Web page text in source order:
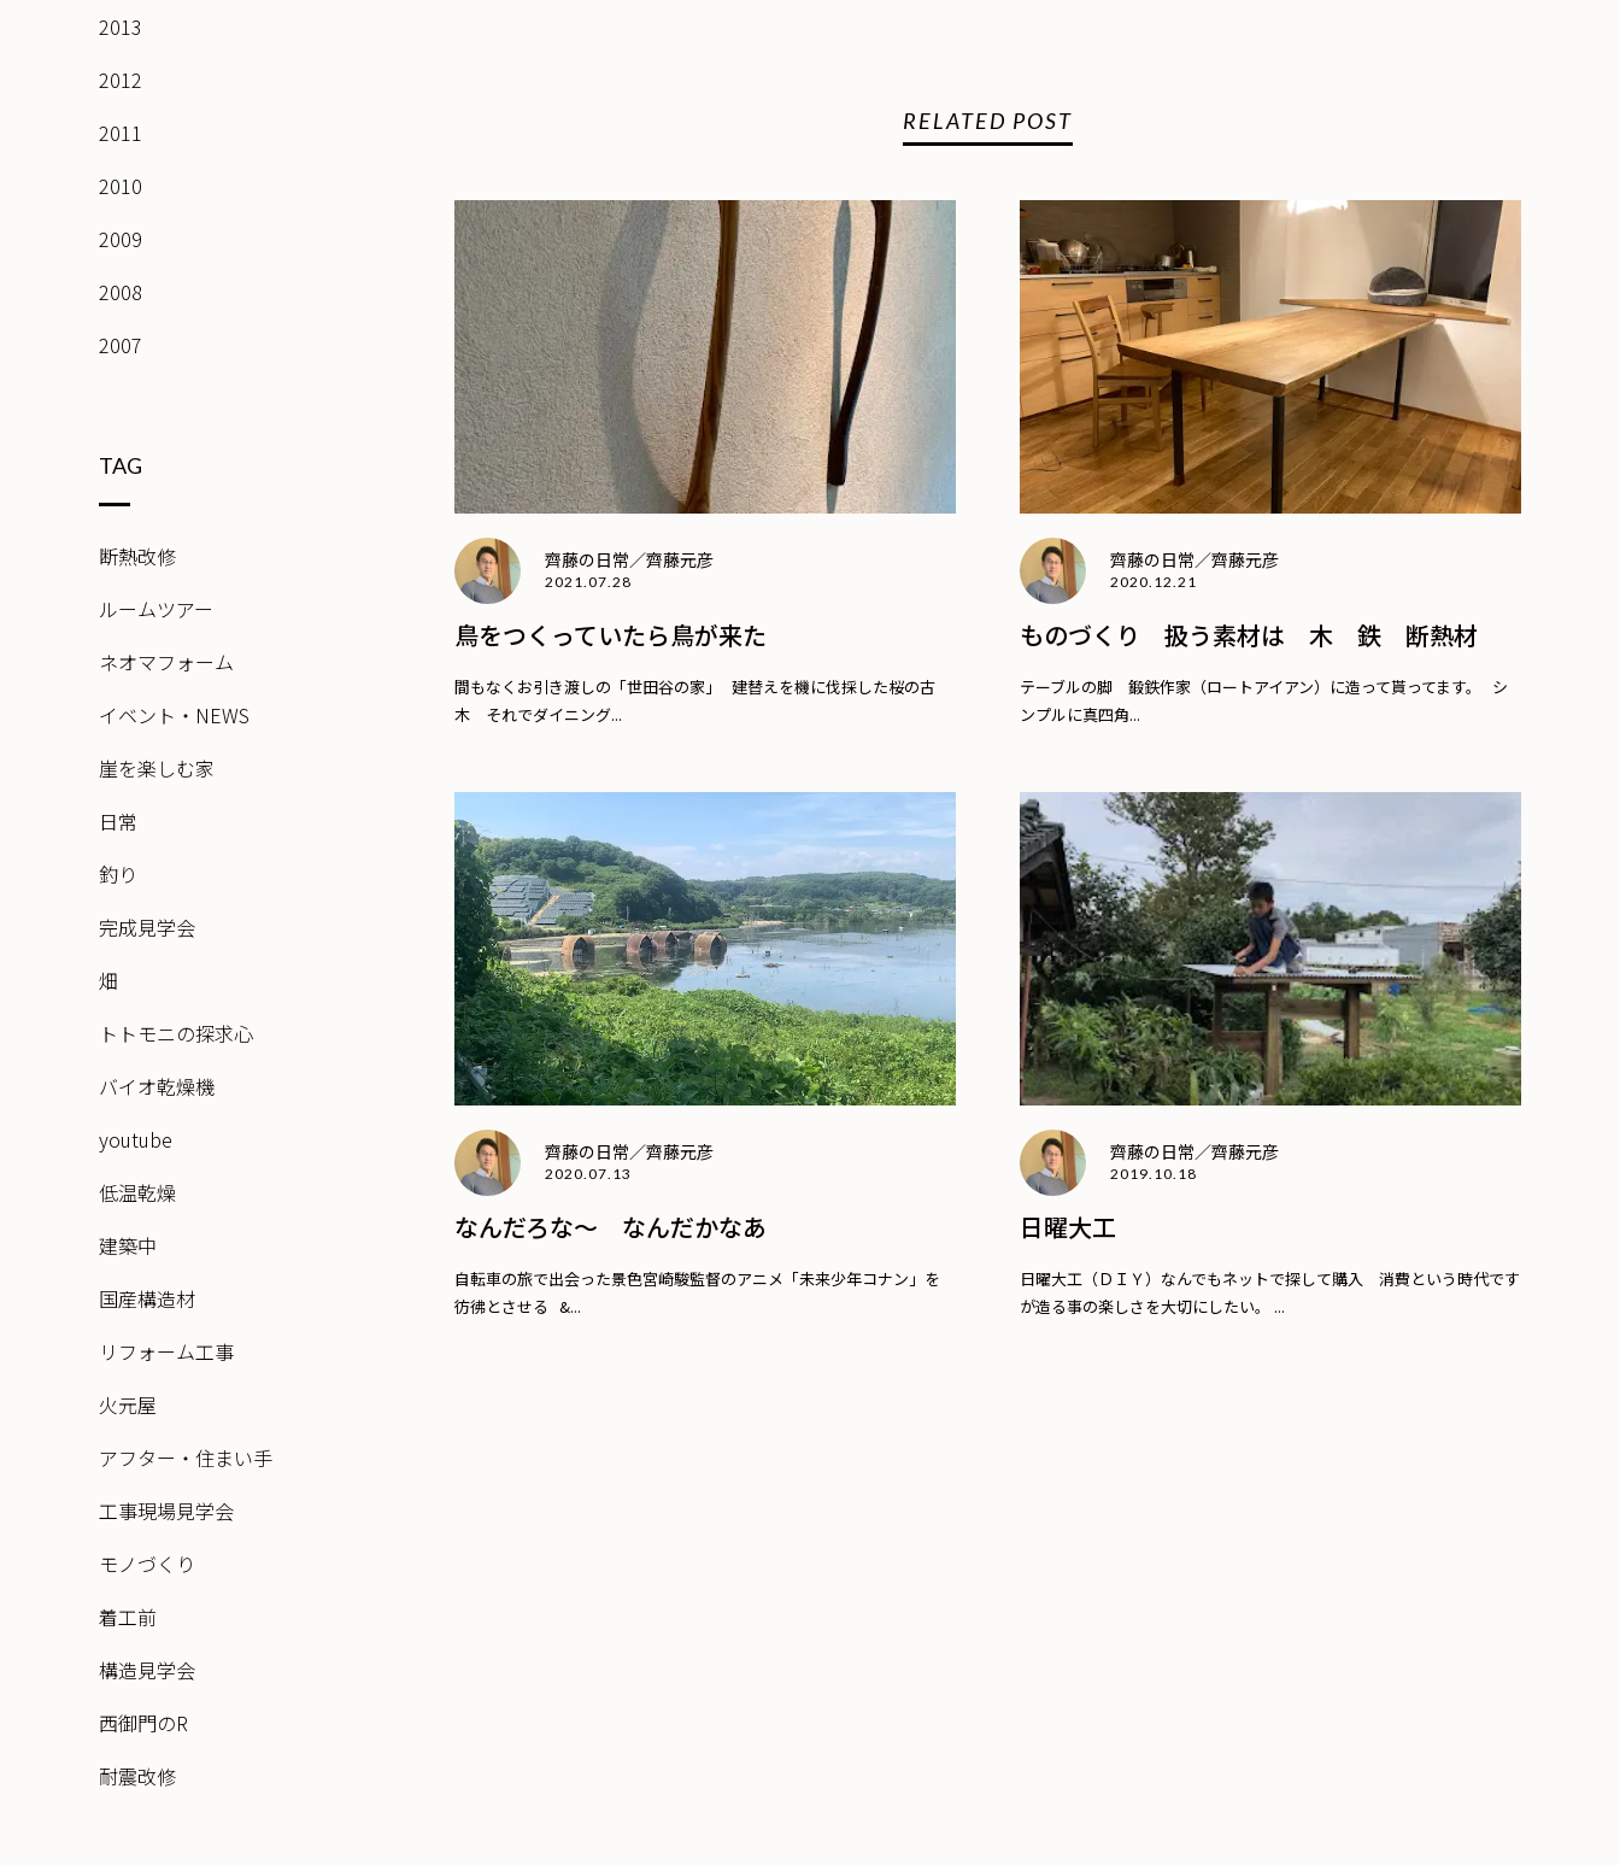
RELATED POST
齊藤の日常／齊藤元彦
2021.07.28
鳥をつくっていたら鳥が来た
間もなくお引き渡しの「世田谷の家」 建替えを機に伐採した桜の古
木 それでダイニング...
齊藤の日常／齊藤元彦
2020.12.21
ものづくり 扱う素材は 木 鉄 断熱材
テーブルの脚 鍛鉄作家（ロートアイアン）に造って貰ってます。 シ
ンプルに真四角...
齊藤の日常／齊藤元彦
2020.07.13
なんだろな〜 なんだかなあ
自転車の旅で出会った景色宮崎駿監督のアニメ「未来少年コナン」を
彷彿とさせる &...
齊藤の日常／齊藤元彦
2019.10.18
日曜大工
日曜大工（ＤＩＹ）なんでもネットで探して購入 消費という時代です
が造る事の楽しさを大切にしたい。 ...
2013
2012
2011
2010
2009
2008
2007
TAG
断熱改修
ルームツアー
ネオマフォーム
イベント・NEWS
崖を楽しむ家
日常
釣り
完成見学会
畑
トトモニの探求心
バイオ乾燥機
youtube
低温乾燥
建築中
国産構造材
リフォーム工事
火元屋
アフター・住まい手
工事現場見学会
モノづくり
着工前
構造見学会
西御門のR
耐震改修